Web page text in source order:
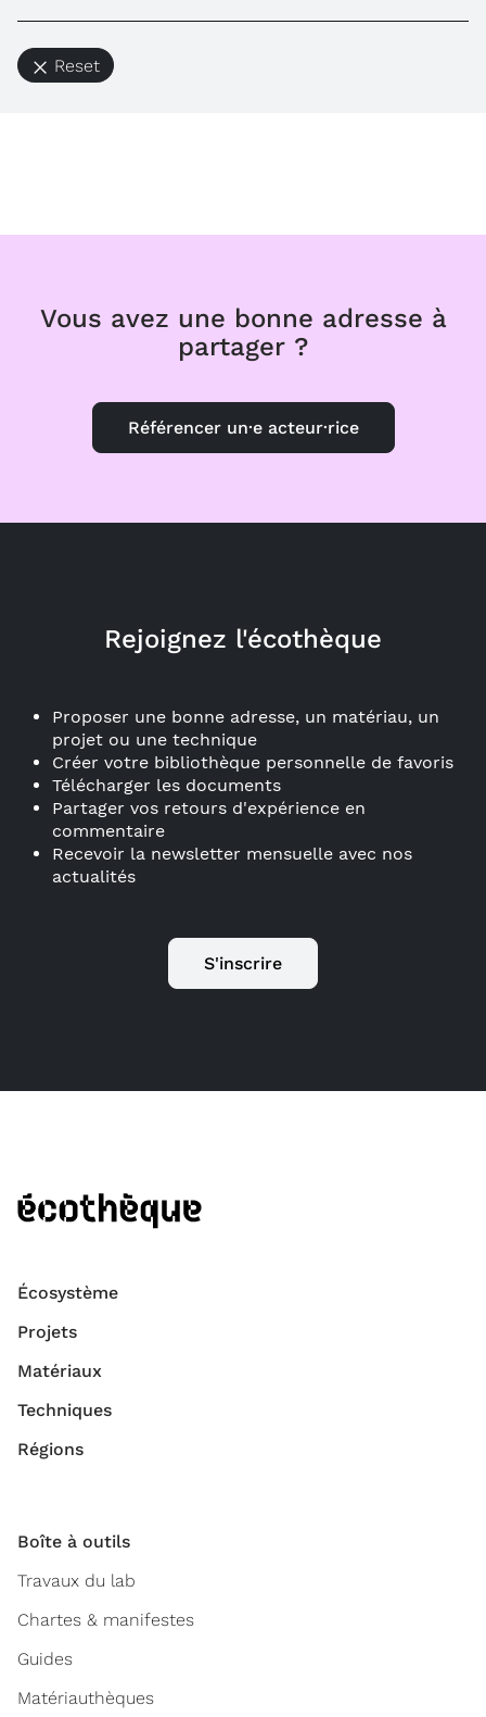
Reset
Vous avez une bonne adresse à
partager ?
Référencer un·e acteur·rice
Rejoignez l'écothèque
Proposer une bonne adresse, un matériau, un
projet ou une technique
Créer votre bibliothèque personnelle de favoris
Télécharger les documents
Partager vos retours d'expérience en
commentaire
Recevoir la newsletter mensuelle avec nos
actualités
S'inscrire
Écosystème
Projets
Matériaux
Techniques
Régions
Boîte à outils
Travaux du lab
Chartes & manifestes
Guides
Matériauthèques